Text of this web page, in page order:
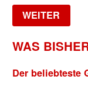
WEITER
WAS
Der beliebteste